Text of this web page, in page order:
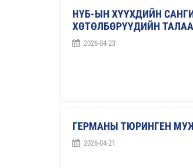
НҮБ-ЫН ХҮҮХДИЙН
ХӨТӨЛБӨРҮҮДИЙН
2026-04-23
ГЕРМАНЫ ТЮРИНГЕН
2026-04-21